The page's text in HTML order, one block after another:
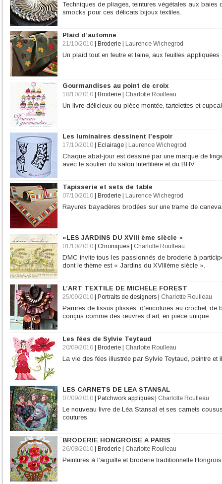
Techniques de pliages, teintures végétales aux baies
smocks pour ces délicats bijoux textiles.
Plaid d’automne
21/10/2010 Broderie Laurence Wichegrod
Un plaid tout en feutre et laine, aux feuilles
Gourmandises au point de croix
18/10/2010 Broderie Charlotte Roulleau
Un livre délicieux ou pièce montée, tartelettes et
Les luminaires dessinent l’espoir
17/10/2010 Eclairage Laurence Wichegrod
Chaque abat-jour est dessiné par une marque de
avec le soutien du salon Interfilière et du BHV.
Tapisserie et sets de table
07/10/2010 Broderie Laurence Wichegrod
Rayures bayadères brodées sur une trame de
«LES JARDINS DU XVIII ème siècle »
01/10/2010 Chroniques Charlotte Roulleau
DMC invite tous les passionnés de broderie à
dont le thème est « Jardins du XVIIIème siècle ».
L’ART TEXTILE DE MICHELE FOREST
25/09/2010 Portraits de designers Charlotte Roulleau
Parures de tissus plissés, d’encolures au crochet, de
conçus comme des œuvres d’art, en pièce unique.
Les fées de Sylvie Teytaud
20/09/2010 Broderie Charlotte Roulleau
La vie des fées illustrée par Sylvie Teytaud, peintre et
LES CARNETS DE LEA STANSAL
07/09/2010 Patchwork appliqués Charlotte Roulleau
Le nouveau livre de Léa Stansal et ses carnets
coutures.
BRODERIE HONGROISE A PARIS
26/08/2010 Broderie Charlotte Roulleau
Peintures à l’aiguille et broderie traditionnelle